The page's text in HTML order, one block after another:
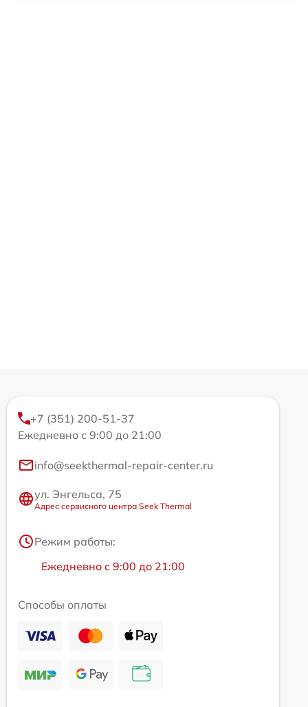
+7 (351) 200-51-37
Ежедневно с 9:00 до 21:00
info@seekthermal-repair-center.ru
ул. Энгельса, 75
Адрес сервисного центра Seek Thermal
Режим работы:
Ежедневно с 9:00 до 21:00
Способы оплаты